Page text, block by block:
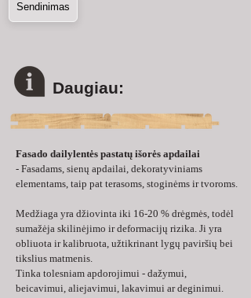
Sendinimas
Daugiau:
Fasado dailylentės pastatų išorės apdailai
- Fasadams, sienų apdailai, dekoratyviniams
elementams, taip pat terasoms, stoginėms ir tvoroms.
Medžiaga yra džiovinta iki 16-20 % drėgmės, todėl
sumažėja skilinėjimo ir deformacijų rizika. Ji yra
obliuota ir kalibruota, užtikrinant lygų paviršių bei
tikslius matmenis.
Tinka tolesniam apdorojimui - dažymui,
beicavimui, aliejavimui, lakavimui ar deginimui.